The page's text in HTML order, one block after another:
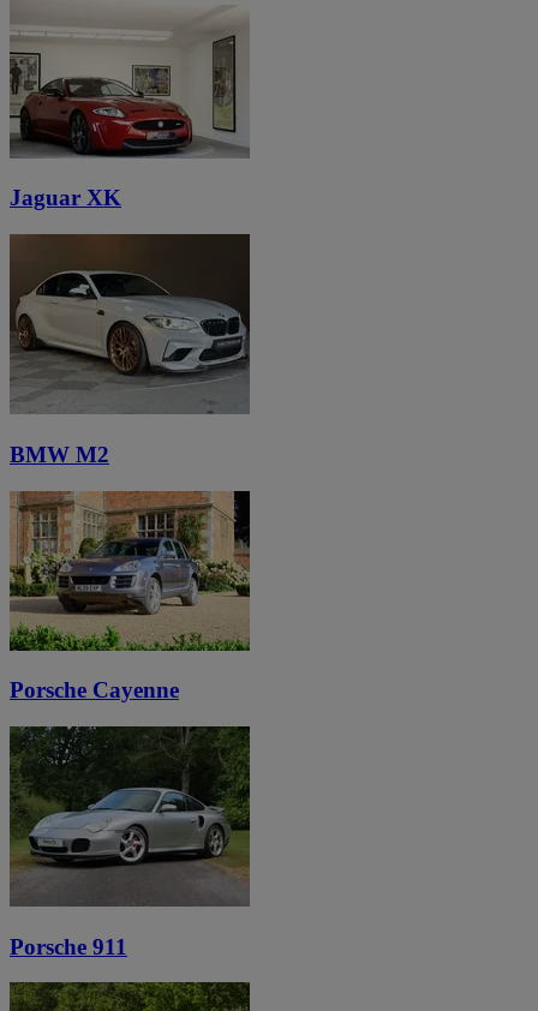
Jaguar XK
BMW M2
Porsche Cayenne
Porsche 911